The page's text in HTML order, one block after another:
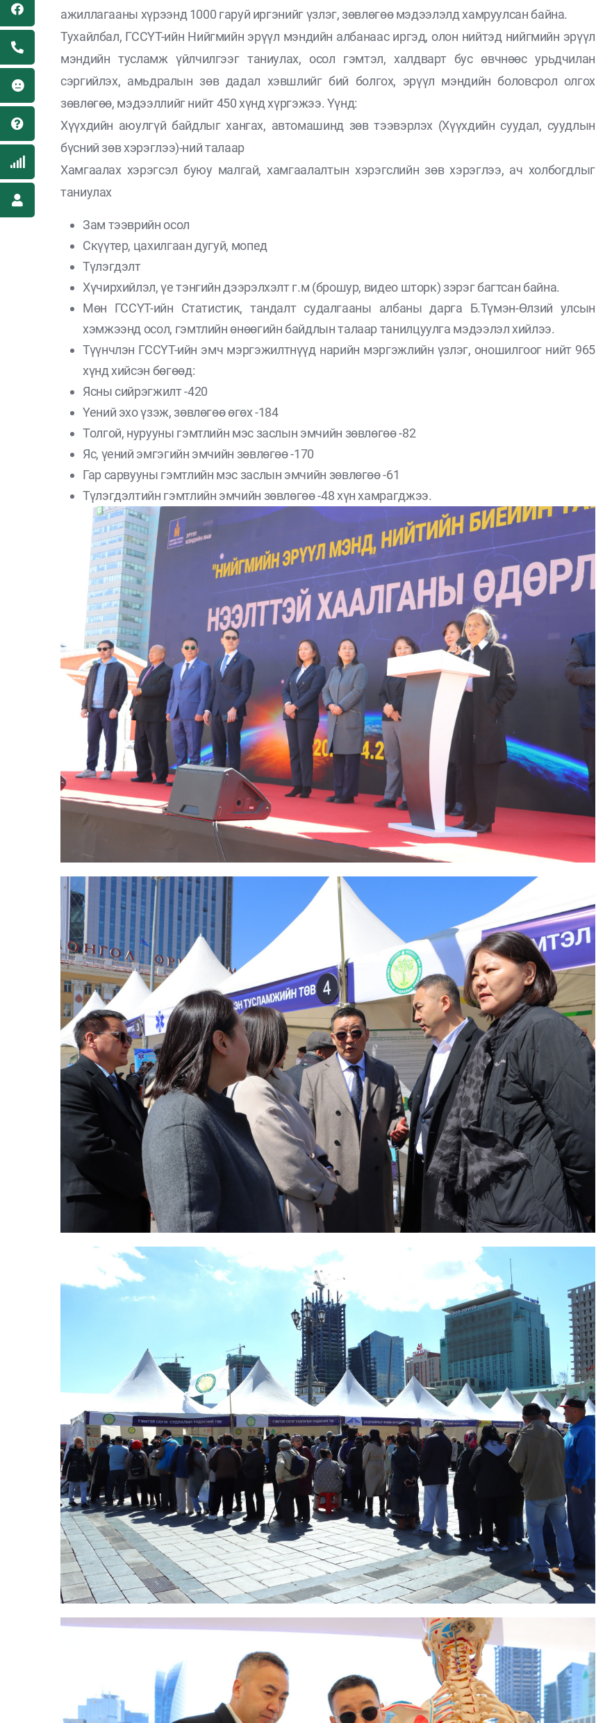
ажиллагааны хүрээнд 1000 гаруй иргэнийг үзлэг, зөвлөгөө мэдээлэлд хамруулсан байна.
Тухайлбал, ГССҮТ-ийн Нийгмийн эрүүл мэндийн албанаас иргэд, олон нийтэд нийгмийн эрүүл
мэндийн тусламж үйлчилгээг таниулах, осол гэмтэл, халдварт бус өвчнөөс урьдчилан
сэргийлэх, амьдралын зөв дадал хэвшлийг бий болгох, эрүүл мэндийн боловсрол олгох
зөвлөгөө, мэдээллийг нийт 450 хүнд хүргэжээ. Үүнд:
Хүүхдийн аюулгүй байдлыг хангах, автомашинд зөв тээвэрлэх (Хүүхдийн суудал, суудлын
бүсний зөв хэрэглээ)-ний талаар
Хамгаалах хэрэгсэл буюу малгай, хамгаалалтын хэрэгслийн зөв хэрэглээ, ач холбогдлыг
таниулах
Зам тээврийн осол
Скүүтер, цахилгаан дугуй, мопед
Түлэгдэлт
Хүчирхийлэл, үе тэнгийн дээрэлхэлт г.м (брошур, видео шторк) зэрэг багтсан байна.
Мөн ГССҮТ-ийн Статистик, тандалт судалгааны албаны дарга Б.Түмэн-Өлзий улсын
хэмжээнд осол, гэмтлийн өнөөгийн байдлын талаар танилцуулга мэдээлэл хийлээ.
Түүнчлэн ГССҮТ-ийн эмч мэргэжилтнүүд нарийн мэргэжлийн үзлэг, оношилгоог нийт 965
хүнд хийсэн бөгөөд:
Ясны сийрэгжилт -420
Үений эхо үзэж, зөвлөгөө өгөх -184
Толгой, нурууны гэмтлийн мэс заслын эмчийн зөвлөгөө -82
Яс, үений эмгэгийн эмчийн зөвлөгөө -170
Гар сарвууны гэмтлийн мэс заслын эмчийн зөвлөгөө -61
Түлэгдэлтийн гэмтлийн эмчийн зөвлөгөө -48 хүн хамрагджээ.